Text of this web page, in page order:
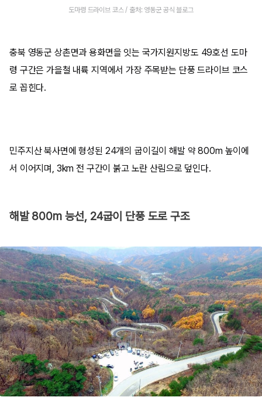
도마령 드라이브 코스 / 출처: 영동군 공식 블로그
충북 영동군 상촌면과 용화면을 잇는 국가지원지방도 49호선 도마
령 구간은 가을철 내륙 지역에서 가장 주목받는 단풍 드라이브 코스
로 꼽힌다.
민주지산 북사면에 형성된 24개의 굽이길이 해발 약 800m 높이에
서 이어지며, 3km 전 구간이 붉고 노란 산림으로 덮인다.
해발 800m 능선, 24굽이 단풍 도로 구조